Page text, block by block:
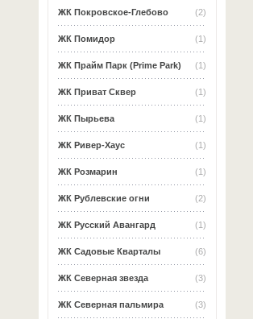
(2)
ЖК Покровское-Глебово
(1)
ЖК Помидор
(1)
ЖК Прайм Парк (Prime Park)
(1)
ЖК Приват Сквер
(1)
ЖК Пырьева
(1)
ЖК Ривер-Хаус
(1)
ЖК Розмарин
(2)
ЖК Рублевские огни
(1)
ЖК Русский Авангард
(6)
ЖК Садовые Кварталы
(3)
ЖК Северная звезда
(3)
ЖК Северная пальмира